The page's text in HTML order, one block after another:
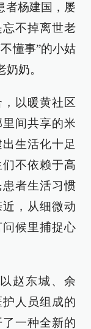
者杨建国，屡
不掉离世老
懂事”的小姑
奶。
以暖黄社区
间共享的米
生活化十足
不依赖于高
者生活习惯
，从细微动
候里捕捉心
赵东城、余
人员组成的
一种全新的